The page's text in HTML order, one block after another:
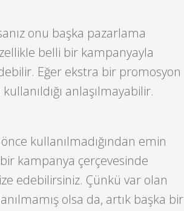
onu başka pazarlama
belli bir kampanyayla
Eğer ekstra bir promosyon
anlaşılmayabilir.
kullanılmadığından emin
kampanya çerçevesinde
edebilirsiniz. Çünkü var olan
olsa da, artık başka bir